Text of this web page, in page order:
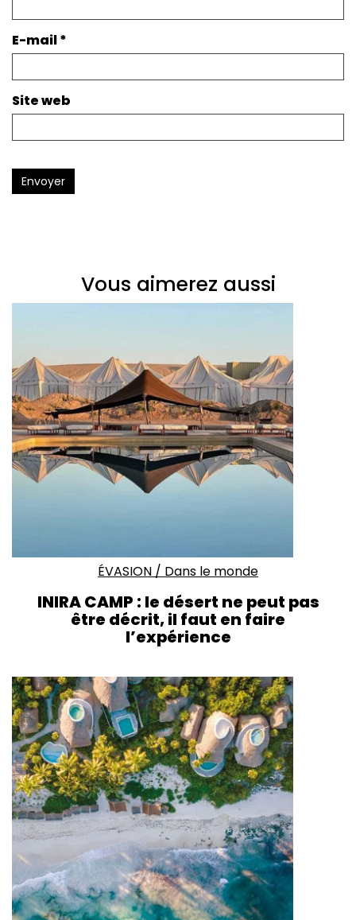
E-mail*
Site web
Envoyer
Vous aimerez aussi
ÉVASION / Dans le monde
INIRA CAMP : le désert ne peut pas
être décrit, il faut en faire
l’expérience